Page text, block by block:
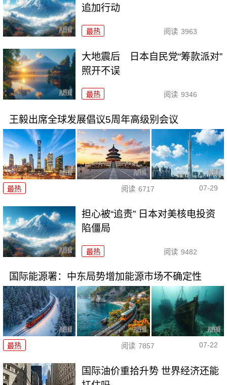
追加行动
最热 阅读 3963
大地震后 日本自民党“筹款派对”
照开不误
最热 阅读 9346
王毅出席全球发展倡议5周年高级别会议
最热 阅读 6717 07-29
担心被“追责” 日本对美核电投资
陷僵局
最热 阅读 9482
国际能源署：中东局势增加能源市场不确定性
最热 阅读 7857 07-22
国际油价重拾升势 世界经济还能